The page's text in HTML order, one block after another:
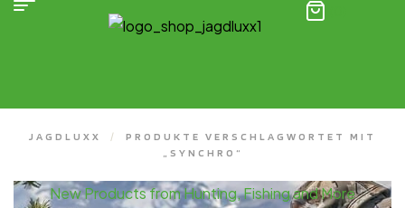
JAGDLUXX /
PRODUKTE VERSCHLAGWORTET MIT
„SYNCHRO“
New Products from Hunting, Fishing and More